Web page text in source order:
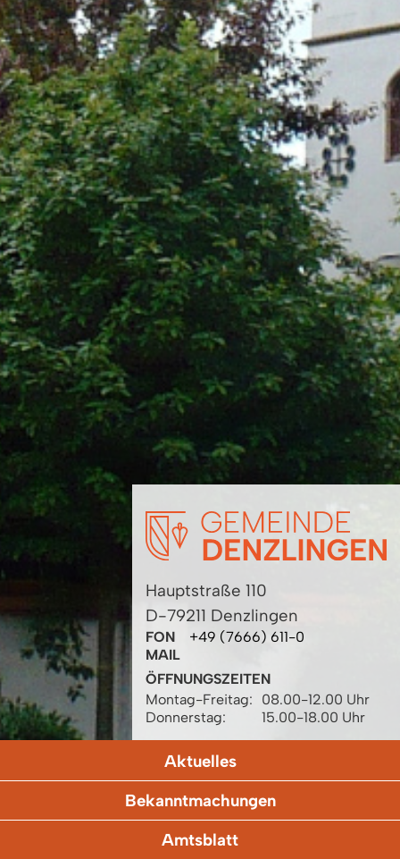
Hauptstraße 110
D-79211 Denzlingen
FON
+49 (7666) 611-0
MAIL
ÖFFNUNGSZEITEN
Montag-Freitag:
08.00-12.00 Uhr
Donnerstag:
15.00-18.00 Uhr
Aktuelles
Bekanntmachungen
Amtsblatt